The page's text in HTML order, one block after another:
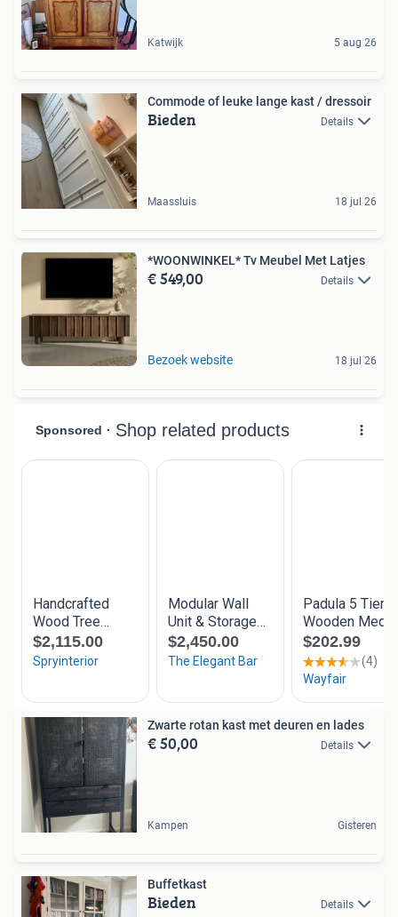
Katwijk 5 aug 26
Commode of leuke lange kast / dressoir
Bieden Details
Maassluis 18 jul 26
*WOONWINKEL* Tv Meubel Met Latjes
€ 549,00 Details
Bezoek website 18 jul 26
Zwarte rotan kast met deuren en lades
€ 50,00 Details
Kampen Gisteren
Buffetkast
Bieden Details